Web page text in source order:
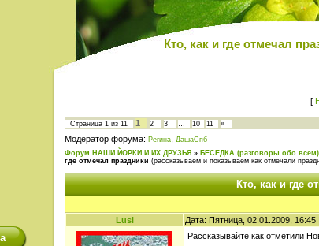
Кто, как и где отмечал
[
Страница 1 из 11 1 2 3 … 10 11 »
Модератор форума: Регина ДашаСпб
Форум НАШИ ЙОРКИ И ИХ ДРУЗЬЯ » БЕСЕДКА (разговоры обо всем)
где отмечал праздники (рассказываем и показываем как отмечали
Кто, как и где
Lusi Дата: Пятница, 02.01.2009,
Рассказывайте как отметили